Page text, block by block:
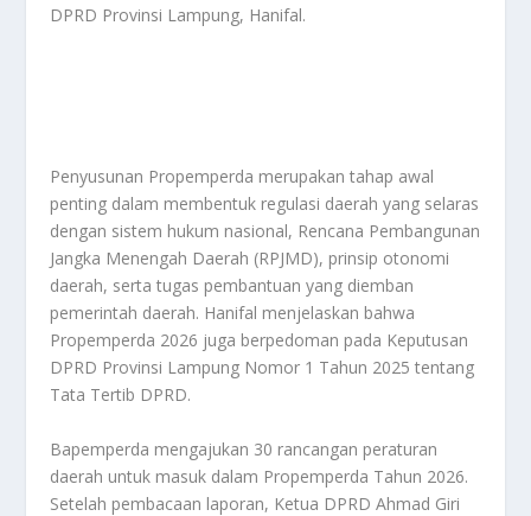
DPRD Provinsi Lampung, Hanifal.
Penyusunan Propemperda merupakan tahap awal
penting dalam membentuk regulasi daerah yang selaras
dengan sistem hukum nasional, Rencana Pembangunan
Jangka Menengah Daerah (RPJMD), prinsip otonomi
daerah, serta tugas pembantuan yang diemban
pemerintah daerah. Hanifal menjelaskan bahwa
Propemperda 2026 juga berpedoman pada Keputusan
DPRD Provinsi Lampung Nomor 1 Tahun 2025 tentang
Tata Tertib DPRD.
Bapemperda mengajukan 30 rancangan peraturan
daerah untuk masuk dalam Propemperda Tahun 2026.
Setelah pembacaan laporan, Ketua DPRD Ahmad Giri